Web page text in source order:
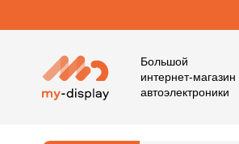
Большой
интернет-магазин
автоэлектроники